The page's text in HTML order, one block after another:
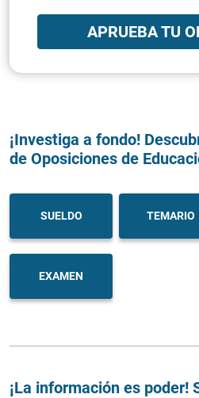
APRUEBA TU
¡Investiga a fondo!
de Oposiciones de
SUELDO TEMARIO
EXAMEN
¡La información es poder!